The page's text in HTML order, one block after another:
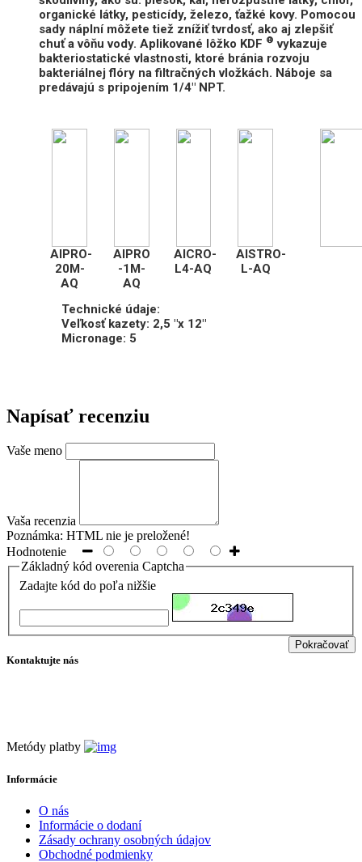
organické látky, pesticídy, železo, ťažké kovy. Pomocou
sady náplní môžete tiež znížiť tvrdosť, ako aj zlepšiť
chuť a vôňu vody. Aplikované lôžko KDF ® vykazuje
bakteriostatické vlastnosti, ktoré bránia rozvoju
bakteriálnej flóry na filtračných vložkách. Náboje sa
predávajú s pripojením 1/4" NPT.
AIPRO-
20M-
AQ
AIPRO
-1M-
AQ
AICRO-
L4-AQ
AISTRO-
L-AQ
Technické údaje:
Veľkosť kazety: 2,5 "x 12"
Micronage: 5
Napísať recenziu
Vaše meno
Vaša recenzia
Poznámka: HTML nie je preložené!
Hodnotenie
Základný kód overenia Captcha
Zadajte kód do poľa nižšie
Pokračovať
Kontaktujte nás
Metódy platby
Informácie
O nás
Informácie o dodaní
Zásady ochrany osobných údajov
Obchodné podmienky